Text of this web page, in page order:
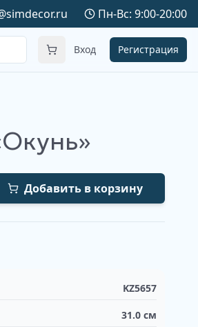
Пн-Вс: 9:00-20:00
Вход Регистрация
Добавить в корзину
KZ5657
31.0 см